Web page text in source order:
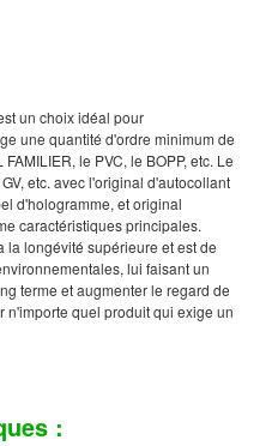
un choix idéal pour
une quantité d'ordre minimum de
le PVC, le BOPP, etc. Le
etc. avec l'original d'autocollant
d'hologramme, et original
caractéristiques principales.
la longévité supérieure et est de
lui faisant un
terme et augmenter le regard de
n'importe quel produit qui exige un
: